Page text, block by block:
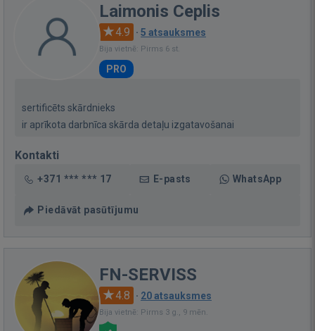
Laimonis Ceplis
4.9 · 5 atsauksmes
Bija vietnē: Pirms 6 st.
PRO
sertificēts skārdnieks
ir aprīkota darbnīca skārda detaļu izgatavošanai
Kontakti
+371 *** *** 17 E-pasts WhatsApp
Piedāvāt pasūtījumu
FN-SERVISS
4.8 · 20 atsauksmes
Bija vietnē: Pirms 3 g., 9 mēn.